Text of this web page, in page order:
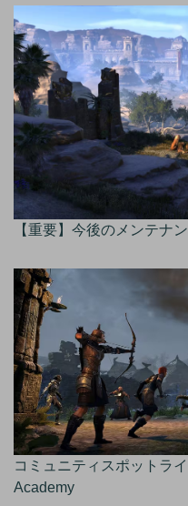
【重要】今後のメンテナ
コミュニティスポットラ
Academy